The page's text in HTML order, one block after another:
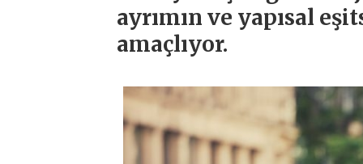
ayrımın ve yapısal
amaçlıyor.